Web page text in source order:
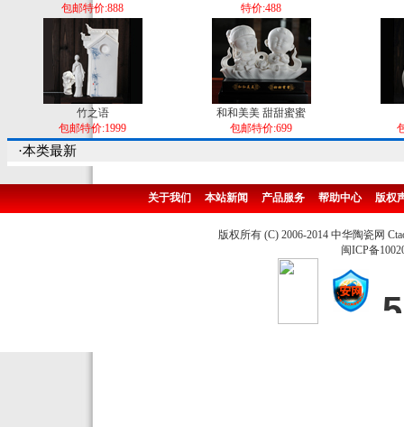
包邮特价:888
特价:488
竹之语
包邮特价:1999
和和美美 甜甜蜜蜜
包邮特价:699
·本类最新
关于我们 本站新闻 产品服务 帮助中心 版权
版权所有 (C) 2006-2014 中华陶瓷网
闽ICP备